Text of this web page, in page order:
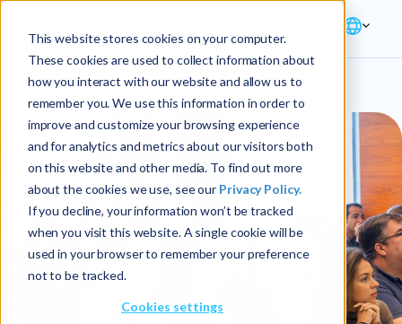
This website stores cookies on your computer.
These cookies are used to collect information about
how you interact with our website and allow us to
remember you. We use this information in order to
improve and customize your browsing experience
and for analytics and metrics about our visitors both
on this website and other media. To find out more
about the cookies we use, see our Privacy Policy.
If you decline, your information won’t be tracked
when you visit this website. A single cookie will be
used in your browser to remember your preference
not to be tracked.
Cookies settings